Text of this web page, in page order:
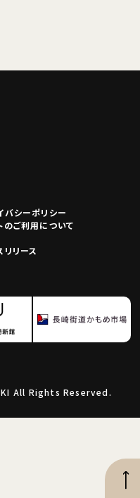
バシーポリシー
のご利用について
リリース
All Rights Reserved.